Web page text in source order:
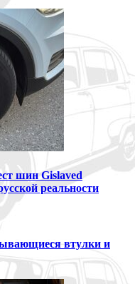
шин Gislaved
реальности
втулки и